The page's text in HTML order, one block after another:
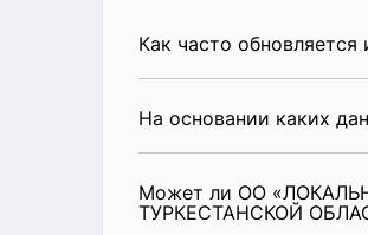
Как часто
На основании каких
Может ли ОО
ТУРКЕСТАНСКОЙ